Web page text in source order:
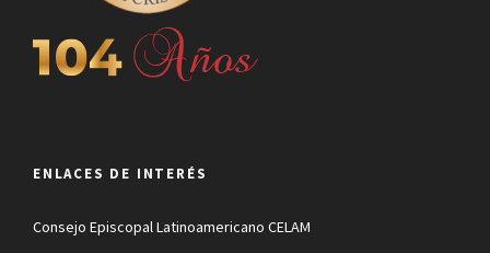
ENLACES DE INTERÉS
Consejo Episcopal Latinoamericano CELAM